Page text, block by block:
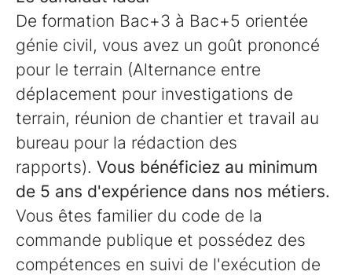
De formation Bac+3 à Bac+5 orientée
génie civil, vous avez un goût prononcé
pour le terrain (Alternance entre
déplacement pour investigations de
terrain, réunion de chantier et travail au
bureau pour la rédaction des
rapports). Vous bénéficiez au minimum
de 5 ans d'expérience dans nos métiers.
Vous êtes familier du code de la
commande publique et possédez des
compétences en suivi de l'exécution de